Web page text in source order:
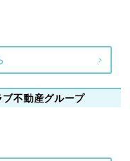
不動産グループ